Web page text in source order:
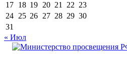
17 18 19 20 21 22 23
24 25 26 27 28 29 30
31
« Июл